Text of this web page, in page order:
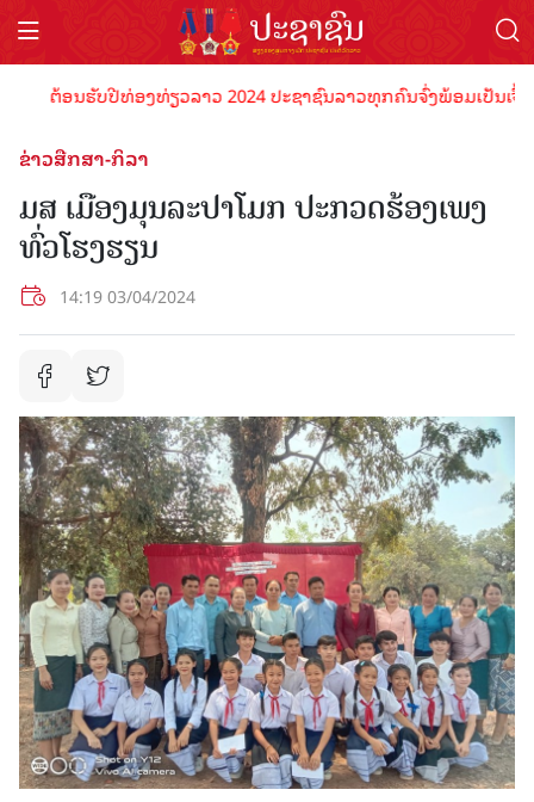
ຕ້ອນຮັບປີທ່ອງທ່ຽວລາວ 2024 ປະຊາຊົນລາວທຸກຄົນຈົ່ງພ້ອມເປັນເຈົ້
ຂ່າວສືກສາ-ກິລາ
ມສ ເມືອງມຸນລະປາໂມກ ປະກວດຮ້ອງເພງ
ທົ່ວໂຮງຮຽນ
14:19 03/04/2024